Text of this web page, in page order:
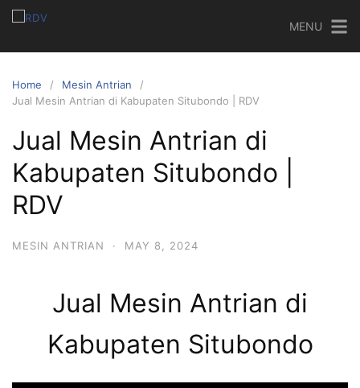
MENU
Home
Mesin Antrian
Jual Mesin Antrian di Kabupaten Situbondo | RDV
Jual Mesin Antrian di
Kabupaten Situbondo |
RDV
MESIN ANTRIAN · MAY 8, 2024
Jual Mesin Antrian di
Kabupaten Situbondo